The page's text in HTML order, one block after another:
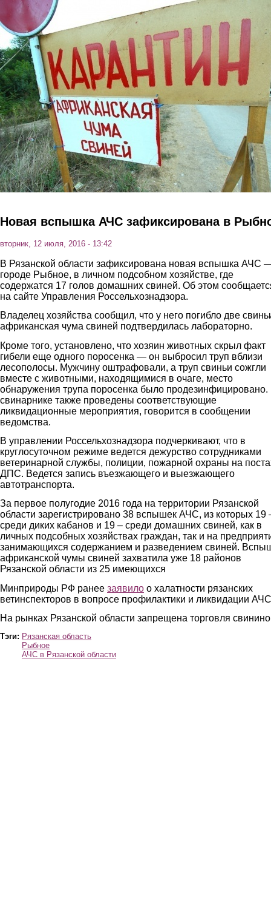
Перейти к основному содержанию
Новая вспышка АЧС зафиксирована в
вторник, 12 июля, 2016 - 13:42
В Рязанской области зафиксирована новая вспышка АЧС
городе Рыбное, в личном подсобном хозяйстве, где
содержатся 17 голов домашних свиней. Об этом
на сайте Управления Россельхознадзора.
Владелец хозяйства сообщил, что у него погибло две
африканская чума свиней подтвердилась лабораторно.
Кроме того, установлено, что хозяин животных скрыл факт
гибели еще одного поросенка — он выбросил труп вблизи
лесополосы. Мужчину оштрафовали, а труп свиньи сожгли
вместе с животными, находящимися в очаге, место
обнаружения трупа поросенка было продезинфицировано.
свинарнике также проведены соответствующие
ликвидационные мероприятия, говорится в сообщении
ведомства.
В управлении Россельхознадзора подчеркивают, что в
круглосуточном режиме ведется дежурство сотрудниками
ветеринарной службы, полиции, пожарной охраны на
ДПС. Ведется запись въезжающего и выезжающего
автотранспорта.
За первое полугодие 2016 года на территории Рязанской
области зарегистрировано 38 вспышек АЧС, из которых 19
среди диких кабанов и 19 – среди домашних свиней, как в
личных подсобных хозяйствах граждан, так и на
занимающихся содержанием и разведением свиней.
африканской чумы свиней захватила уже 18 районов
Рязанской области из 25 имеющихся
Минприроды РФ ранее заявило о халатности рязанских
ветинспекторов в вопросе профилактики и ликвидации
На рынках Рязанской области запрещена торговля
Тэги: Рязанская область
Рыбное
АЧС в Рязанской области